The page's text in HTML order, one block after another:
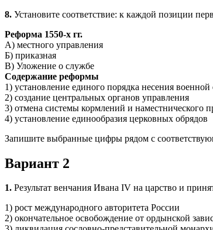
8. Установите соответствие: к каждой позиции
Реформа 1550-х гг.
А) местного управления
Б) приказная
В) Уложение о службе
Содержание реформы
1) установление единого порядка несения
2) создание центральных органов управления
3) отмена системы кормлений и наместнического
4) установление единообразия церковных обрядов
Запишите выбранные цифры рядом с
Вариант 2
1. Результат венчания Ивана IV на царство и
1) рост международного авторитета России
2) окончательное освобождение от ордынской